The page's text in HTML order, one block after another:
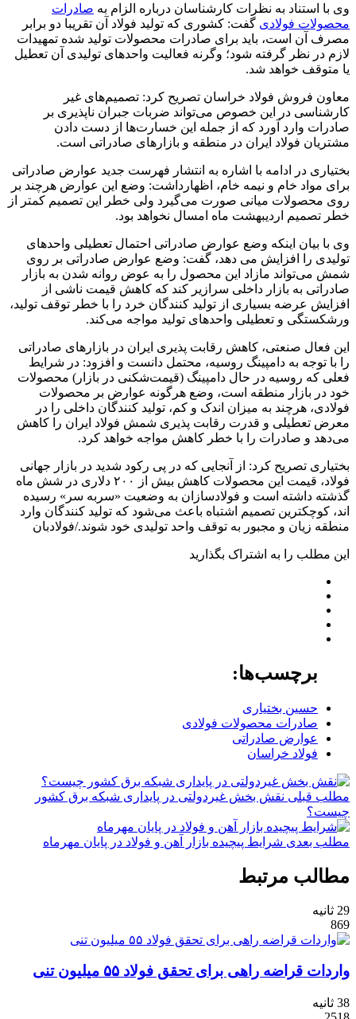
وی با استناد به نظرات کارشناسان درباره الزام به صادرات
محصولات فولادی گفت: کشوری که تولید فولاد آن تقریبا دو برابر
مصرف آن است، باید برای صادرات محصولات تولید شده تمهیدات
لازم در نظر گرفته شود؛ وگرنه فعالیت واحدهای تولیدی آن تعطیل
یا متوقف خواهد شد.
معاون فروش فولاد خراسان تصریح کرد: تصمیم‌های غیر
کارشناسی در این خصوص می‌تواند ضربات جبران ناپذیری بر
صادرات وارد آورد که از جمله این خسارت‌ها از دست دادن
مشتریان فولاد ایران در منطقه و بازارهای صادراتی است.
بختیاری در ادامه با اشاره به انتشار فهرست جدید عوارض صادراتی
برای مواد خام و نیمه خام، اظهارداشت: وضع این عوارض هرچند بر
روی محصولات میانی صورت می‌گیرد ولی خطر این تصمیم کمتر از
خطر تصمیم اردیبهشت ماه امسال نخواهد بود.
وی با بیان اینکه وضع عوارض صادراتی احتمال تعطیلی واحدهای
تولیدی را افزایش می دهد، گفت: وضع عوارض صادراتی بر روی
شمش می‌تواند مازاد این محصول را به عوض روانه شدن به بازار
صادراتی به بازار داخلی سرازیر کند که کاهش قیمت ناشی از
افزایش عرضه بسیاری از تولید کنندگان خرد را با خطر توقف تولید،
ورشکستگی و تعطیلی واحدهای تولید مواجه می‌کند.
این فعال صنعتی، کاهش رقابت پذیری ایران در بازارهای صادراتی
را با توجه به دامپینگ روسیه، محتمل دانست و افزود: در شرایط
فعلی که روسیه در حال دامپینگ (قیمت‌شکنی در بازار) محصولات
خود در بازار منطقه است، وضع هرگونه عوارض بر محصولات
فولادی، هرچند به میزان اندک و کم، تولید کنندگان داخلی را در
معرض تعطیلی و قدرت رقابت پذیری شمش فولاد ایران را کاهش
می‌دهد و صادرات را با خطر کاهش مواجه خواهد کرد.
بختیاری تصریح کرد: از آنجایی که در پی رکود شدید در بازار جهانی
فولاد، قیمت‌ این محصولات کاهش بیش از ۲۰۰ دلاری در شش ماه
گذشته داشته است و فولادسازان به وضعیت «سربه سر» رسیده
اند، کوچکترین تصمیم اشتباه باعث می‌شود که تولید کنندگان وارد
منطقه زیان و مجبور به توقف واحد تولیدی خود شوند./فولادبان
این مطلب را به اشتراک بگذارید
برچسب‌ها:
حسین بختیاری
صادرات محصولات فولادی
عوارض صادراتی
فولاد خراسان
مطلب قبلی نقش‌ بخش غیردولتی در پایداری شبکه برق کشور
چیست؟
مطلب بعدی شرایط پیچیده بازار آهن و فولاد در پایان مهرماه
مطالب مرتبط
29 ثانیه
869
واردات قراضه راهی برای تحقق فولاد ۵۵ میلیون تنی
38 ثانیه